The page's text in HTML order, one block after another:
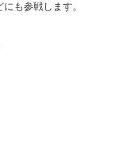
も参戦します。